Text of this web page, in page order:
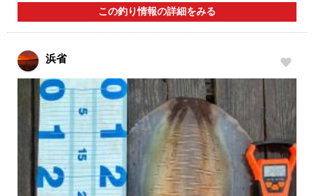
この釣り情報の詳細をみる
浜省